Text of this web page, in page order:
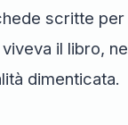
scritte per
il libro, ne
dimenticata.